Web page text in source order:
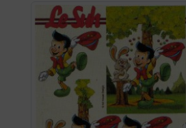
Wenn mehr als ein Produktbild